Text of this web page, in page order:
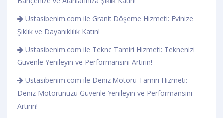
Ustasibenim.com ile Granit Döşeme Hizmeti: Evinize
Şıklık ve Dayanıklılık Katın!
Ustasibenim.com ile Tekne Tamiri Hizmeti: Teknenizi
Güvenle Yenileyin ve Performansını Artırın!
Ustasibenim.com ile Deniz Motoru Tamiri Hizmeti:
Deniz Motorunuzu Güvenle Yenileyin ve Performansını
Artırın!